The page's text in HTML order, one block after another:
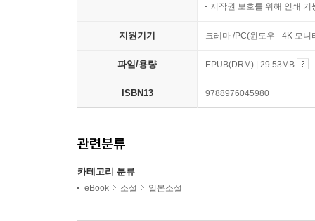
저작권 보호를 위해 인쇄 기
지원기기 크레마 /PC(윈도우 - 4K 모
파일/용량 EPUB(DRM) | 29.53MB
ISBN13 9788976045980
관련분류
카테고리 분류
eBook 소설 일본소설